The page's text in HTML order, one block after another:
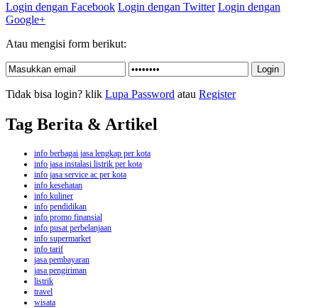
Login dengan Facebook Login dengan Twitter Login dengan
Google+
Atau mengisi form berikut:
Tidak bisa login? klik Lupa Password atau Register
Tag Berita & Artikel
info berbagai jasa lengkap per kota
info jasa instalasi listrik per kota
info jasa service ac per kota
info kesehatan
info kuliner
info pendidikan
info promo finansial
info pusat perbelanjaan
info supermarket
info tarif
jasa pembayaran
jasa pengiriman
listrik
travel
wisata